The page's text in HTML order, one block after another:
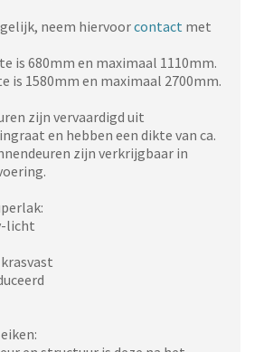
neem hiervoorcontact met
is 680mm en maximaal 1110mm.
is 1580mm en maximaal 2700mm.
zijn vervaardigd uit
en hebben een dikte van ca.
zijn verkrijgbaar in
licht